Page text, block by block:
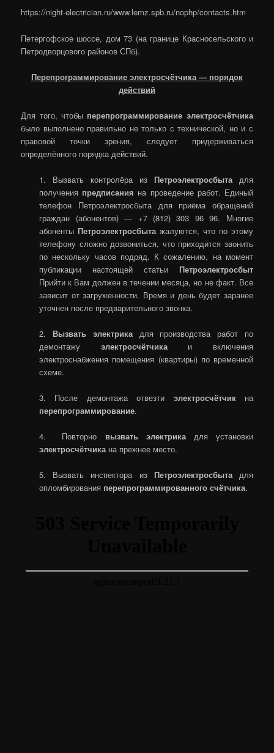
https://night-electrician.ru/www.lemz.spb.ru/nophp/contacts.htm
Петергофское шоссе, дом 73 (на границе Красносельского и
Петродворцового районов СПб).
Перепрограммирование электросчётчика — порядок
действий
Для того, чтобы перепрограммирование электросчётчика
было выполнено правильно не только с технической, но и с
правовой точки зрения, следует придерживаться
определённого порядка действий.
1. Вызвать контролёра из Петроэлектросбытадля
получения предписания на проведение работ. Единый
телефон Петроэлектросбыта для приёма обращений
граждан (абонентов) — +7 (812) 303 96 96. Многие
абоненты Петроэлектросбытажалуются, что по этому
телефону сложно дозвониться, что приходится звонить
по нескольку часов подряд. К сожалению, на момент
публикации настоящей статьи Петроэлектросбыт
Прийти к Вам должен в течении месяца, но не факт. Все
зависит от загруженности. Время и день будет заранее
уточнен после предварительного звонка.
2. Вызвать электрикадля производства работ по
демонтажу электросчётчикаи включения
электроснабжения помещения (квартиры) по временной
схеме.
3. После демонтажа отвезти электросчётчикна
перепрограммирование.
4. Повторно вызвать электрикадля установки
электросчётчикана прежнее место.
5. Вызвать инспектора из Петроэлектросбытадля
опломбирования перепрограммированного счётчика.